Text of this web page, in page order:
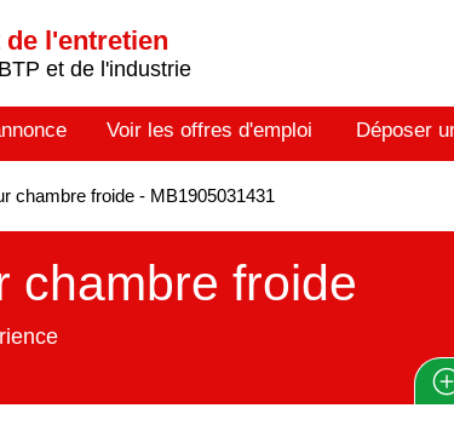
l'entretien
et de l'industrie
Voir les offres d'emploi Déposer
chambre froide - MB1905031431
chambre froide